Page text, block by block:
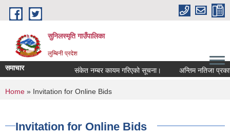
Skip to main content
सुनिलस्मृति गाउँपालिका
लुम्बिनी प्रदेश
समाचार संकेत नम्बर कायम गरिएको सूचना। अन्तिम नतिजा
You are here
Home » Invitation for Online Bids
Invitation for Online Bids